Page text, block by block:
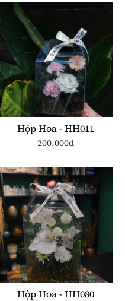
Hộp Hoa - HH011
200.000đ
Hộp Hoa - HH080